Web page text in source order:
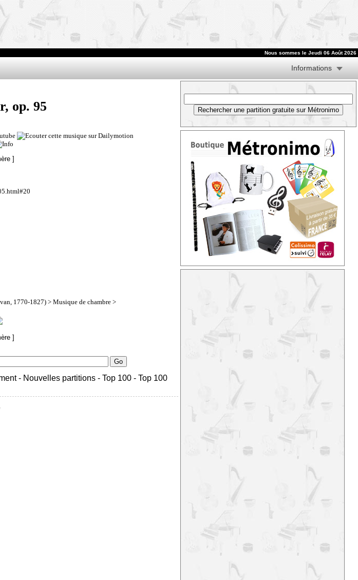
Nous sommes le Jeudi 06 Août 2026
Informations
op. 95
]
1770-1827) > Musique de chambre >
]
- Nouvelles partitions - Top 100 - Top 100